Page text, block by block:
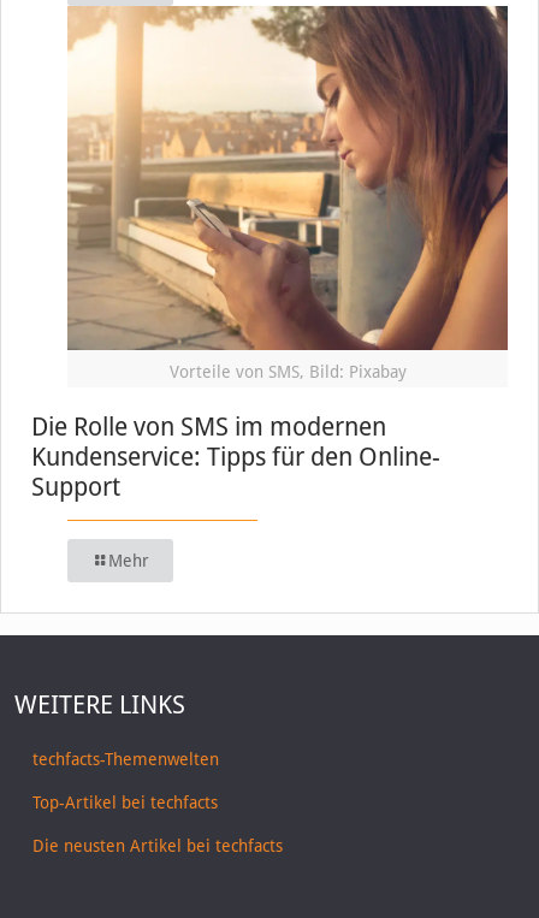
Vorteile von SMS, Bild: Pixabay
Die Rolle von SMS im modernen
Kundenservice: Tipps für den Online-
Support
Mehr
WEITERE LINKS
techfacts-Themenwelten
Top-Artikel bei techfacts
Die neusten Artikel bei techfacts